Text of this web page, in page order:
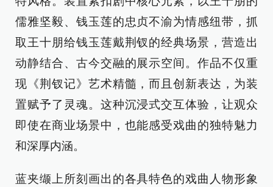
儒雅坚毅、钱玉莲的忠贞不渝为情感纽带，抓
取王十朋给钱玉莲戴荆钗的经典场景，营造出
动静结合、古今交融的展示空间。作品不仅重
现《荆钗记》艺术精髓，而且创新表达，为装
置赋予了灵魂。这种沉浸式交互体验，让观众
即使在商业场景中，也能感受戏曲的独特魅力
和深厚内涵。
蓝夹缬上所刻画出的各具特色的戏曲人物形象